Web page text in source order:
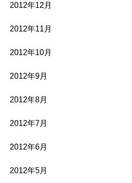
2012年12月
2012年11月
2012年10月
2012年9月
2012年8月
2012年7月
2012年6月
2012年5月